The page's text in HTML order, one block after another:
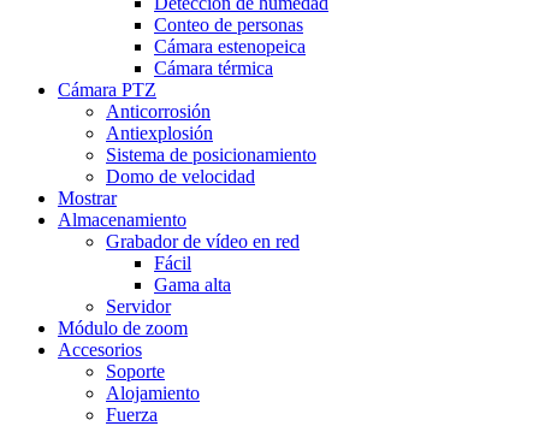
Conteo de personas
Cámara estenopeica
Cámara térmica
Cámara PTZ
Anticorrosión
Antiexplosión
Sistema de posicionamiento
Domo de velocidad
Mostrar
Almacenamiento
Grabador de vídeo en red
Fácil
Gama alta
Servidor
Módulo de zoom
Accesorios
Soporte
Alojamiento
Fuerza